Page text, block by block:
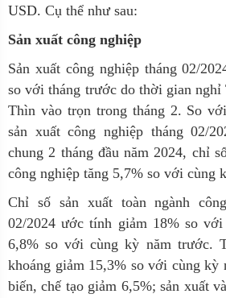
USD. Cụ thể như sau:
Sản xuất công nghiệp
Sản xuất công nghiệp tháng 02/202
so với tháng trước do thời gian nghỉ
Thìn vàotrọn trong tháng 2. So
sản xuất công nghiệp tháng 02/
chung 2 tháng đầu năm 2024, chỉ
công nghiệp tăng 5,7% so với cùng
Chỉ số sản xuất toàn ngành
02/2024 ước tính giảm 18%so với
6,8% so với cùng kỳ năm trước.
khoáng giảm 15,3% so với cùng kỳ
biến, chế tạo giảm 6,5%; sản xuất